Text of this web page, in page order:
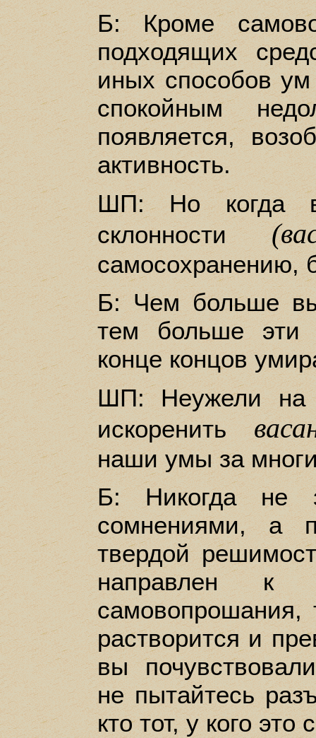
Б: Кроме
подходящих
иных способов ум
спокойным
появляется,
активность.
ШП: Но когда
склонности
самосохранению,
Б: Чем больше
тем больше эти
конце концов
ШП: Неужели на
искоренить
наши умы за
Б: Никогда не
сомнениями, а
твердой
направлен к
самовопрошания,
растворится и
вы
не пытайтесь
кто тот, у кого